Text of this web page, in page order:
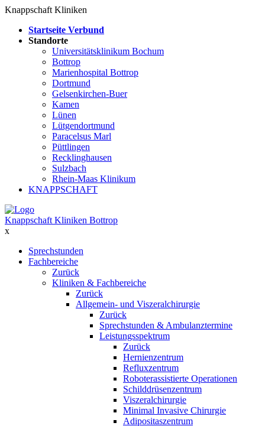
Knappschaft Kliniken
Startseite Verbund
Standorte
Universitätsklinikum Bochum
Bottrop
Marienhospital Bottrop
Dortmund
Gelsenkirchen-Buer
Kamen
Lünen
Lütgendortmund
Paracelsus Marl
Püttlingen
Recklinghausen
Sulzbach
Rhein-Maas Klinikum
KNAPPSCHAFT
Knappschaft Kliniken Bottrop
x
Sprechstunden
Fachbereiche
Zurück
Kliniken & Fachbereiche
Zurück
Allgemein- und Viszeralchirurgie
Zurück
Sprechstunden & Ambulanztermine
Leistungsspektrum
Zurück
Hernienzentrum
Refluxzentrum
Roboterassistierte Operationen
Schilddrüsenzentrum
Viszeralchirurgie
Minimal Invasive Chirurgie
Adipositaszentrum